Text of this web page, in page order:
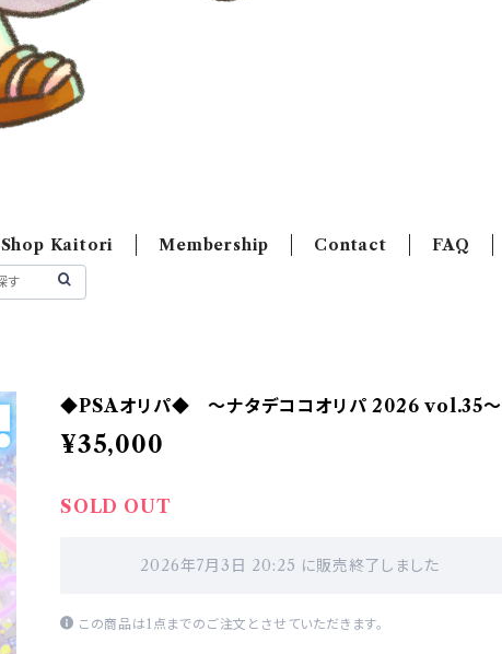
Shop Kaitori Membership Contact FAQ
◆PSAオリパ◆ 〜ナタデココオリパ 2026 vol.35〜
¥35,000
SOLD OUT
2026年7月3日 20:25 に販売終了しました
この商品は1点までのご注文とさせていただきます。